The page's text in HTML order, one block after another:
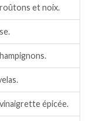
et noix.
épicée.